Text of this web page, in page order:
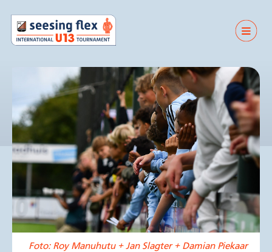
Foto: Roy Manuhutu + Jan Slagter + Damian Piekaar